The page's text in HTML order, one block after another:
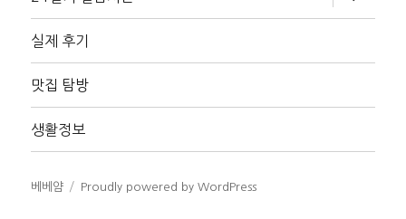
확
장
위
메
장
실제 후기
맛집 탐방
생활정보
베베얌 Proudly powered by WordPress